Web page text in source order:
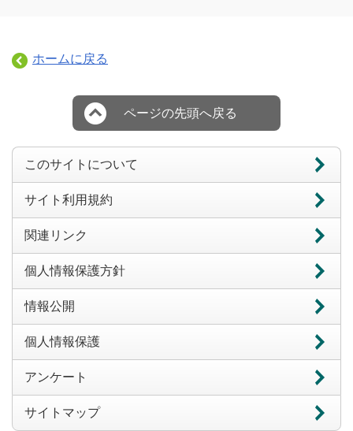
ホームに戻る
ページの先頭へ戻る
このサイトについて
サイト利用規約
関連リンク
個人情報保護方針
情報公開
個人情報保護
アンケート
サイトマップ